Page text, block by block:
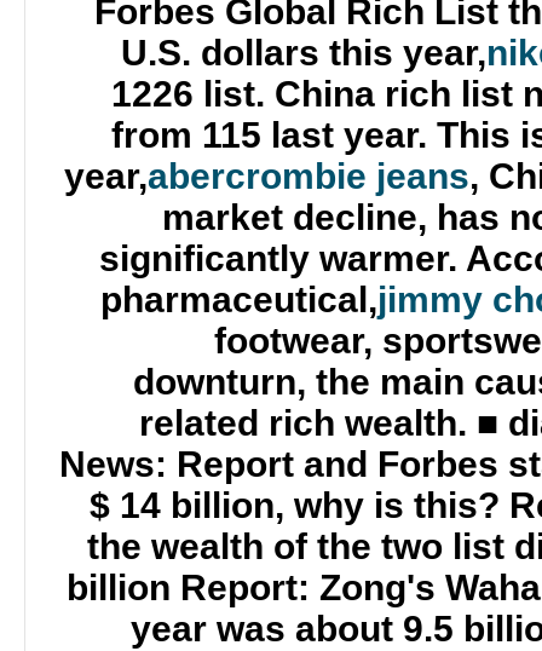
Forbes Global Rich List
U.S. dollars this year,
1226 list. China rich list
from 115 last year. This
year,abercrombie jeans,
market decline, has
significantly warmer.
pharmaceutical,jimmy
footwear,
downturn, the main
related rich wealth. ■
News: Report and Forbes
$ 14 billion, why is this?
the wealth of the two list
billion Report: Zong's
year was about 9.5